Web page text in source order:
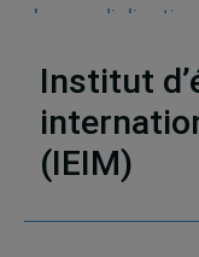
la mondialisation
Institut
(IEIM)